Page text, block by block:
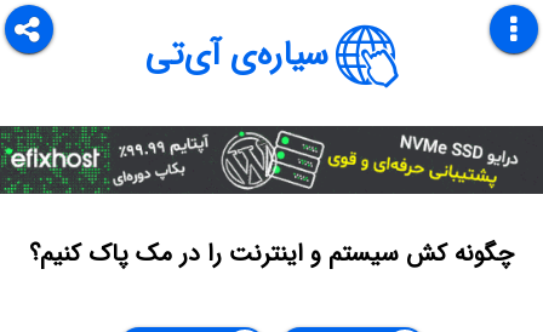
سیاره‌ی آی‌تی
چگونه کش سیستم و اینترنت را در مک پاک کنیم؟